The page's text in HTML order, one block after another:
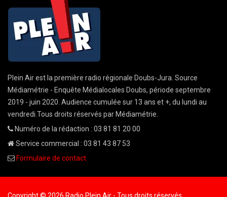
Plein Air est la première radio régionale Doubs-Jura. Source
Médiamétrie - Enquête Médialocales Doubs, période septembre
2019 - juin 2020. Audience cumulée sur 13 ans et +, du lundi au
vendredi.Tous droits réservés par Médiamétrie.
Numéro de la rédaction : 03 81 81 20 00
Service commercial : 03 81 43 87 53
Formulaire de contact